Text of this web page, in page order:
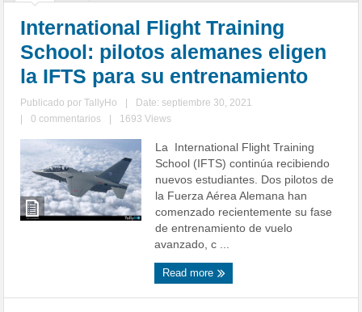
International Flight Training
School: pilotos alemanes eligen
la IFTS para su entrenamiento
Publicado porTallyHo
Date: septiembre 30, 2021
0 commentarios 1693 Views
La International Flight Training
School (IFTS) continúa recibiendo
nuevos estudiantes. Dos pilotos de
la Fuerza Aérea Alemana han
comenzado recientemente su fase
de entrenamiento de vuelo
avanzado, c ...
Read more